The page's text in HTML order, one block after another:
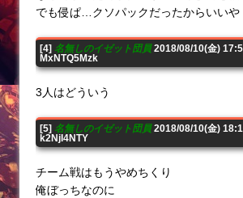
でも侵ぱ…クソパックだったからいいや
[4] 名無しのイゼット団員2018/08/10(金)
MxNTQ5Mzk
3人はどういう
[5] 名無しのイゼット団員2018/08/10(金)
k2NjI4NTY
チーム戦はもうやめちくり
俺ぼっちなのに